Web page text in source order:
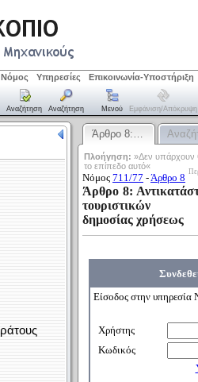
Νόμος Υπηρεσίες Επικοινωνία-Υποστήριξη
Αναζήτηση Αναζήτηση Μενού Εμφάνιση/απόκρυψη
Άρθρο 8:…